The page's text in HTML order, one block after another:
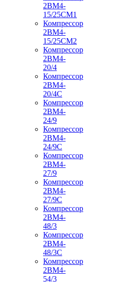
2ВМ4-
15/25СМ1
Компрессор
2ВМ4-
15/25СМ2
Компрессор
2ВМ4-
20/4
Компрессор
2ВМ4-
20/4С
Компрессор
2ВМ4-
24/9
Компрессор
2ВМ4-
24/9С
Компрессор
2ВМ4-
27/9
Компрессор
2ВМ4-
27/9С
Компрессор
2ВМ4-
48/3
Компрессор
2ВМ4-
48/3С
Компрессор
2ВМ4-
54/3